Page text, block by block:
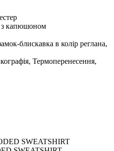
з капюшоном
блискавка в колір реглана,
Термоперенесення,